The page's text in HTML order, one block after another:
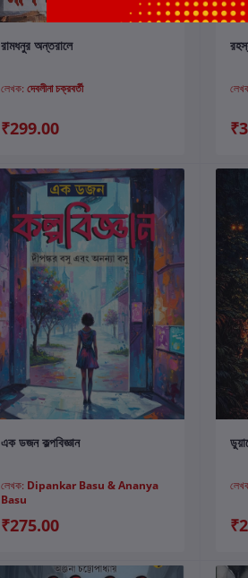
কার্টে যোগ করুন
রামধনুর অন্তরালে
লেখক: দেবলীনা চক্রবর্তী
₹299.00
কার্টে যোগ করুন
এক ডজন কল্পবিজ্ঞান
লেখক: Dipankar Basu & Ananya
Basu
₹275.00